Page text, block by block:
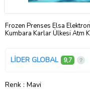
Frozen Prenses Elsa
Kumbara Karlar Ülkesi Atm
LİDER GLOBAL 9,7
Renk : Mavi